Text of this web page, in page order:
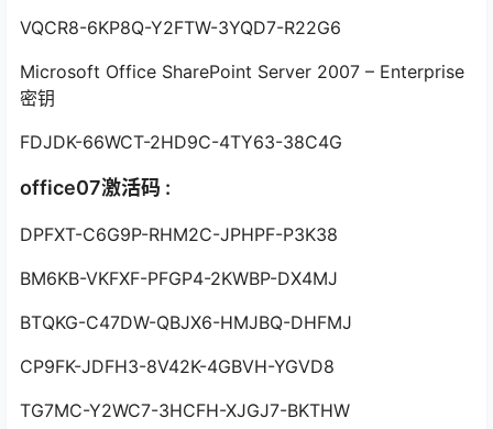
VQCR8-6KP8Q-Y2FTW-3YQD7-R22G6
Microsoft Office SharePoint Server 2007 – Enterprise
密钥
FDJDK-66WCT-2HD9C-4TY63-38C4G
office07激活码 :
DPFXT-C6G9P-RHM2C-JPHPF-P3K38
BM6KB-VKFXF-PFGP4-2KWBP-DX4MJ
BTQKG-C47DW-QBJX6-HMJBQ-DHFMJ
CP9FK-JDFH3-8V42K-4GBVH-YGVD8
TG7MC-Y2WC7-3HCFH-XJGJ7-BKTHW